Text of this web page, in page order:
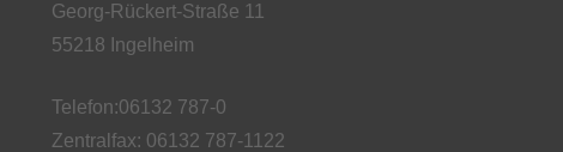
Georg-Rückert-Straße 11
55218 Ingelheim
Telefon:06132 787-0
Zentralfax: 06132 787-1122